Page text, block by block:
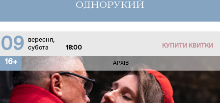
ОДНОРУКИЙ
09
вересня,
субота
18:00 КУПИТИ КВИТКИ
16+ АРХІВ